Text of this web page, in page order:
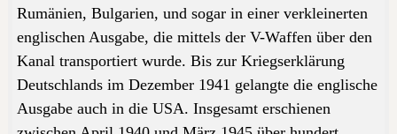
Rumänien, Bulgarien, und sogar in einer verkleinerten
englischen Ausgabe, die mittels der V-Waffen über den
Kanal transportiert wurde. Bis zur Kriegserklärung
Deutschlands im Dezember 1941 gelangte die englische
Ausgabe auch in die USA. Insgesamt erschienen